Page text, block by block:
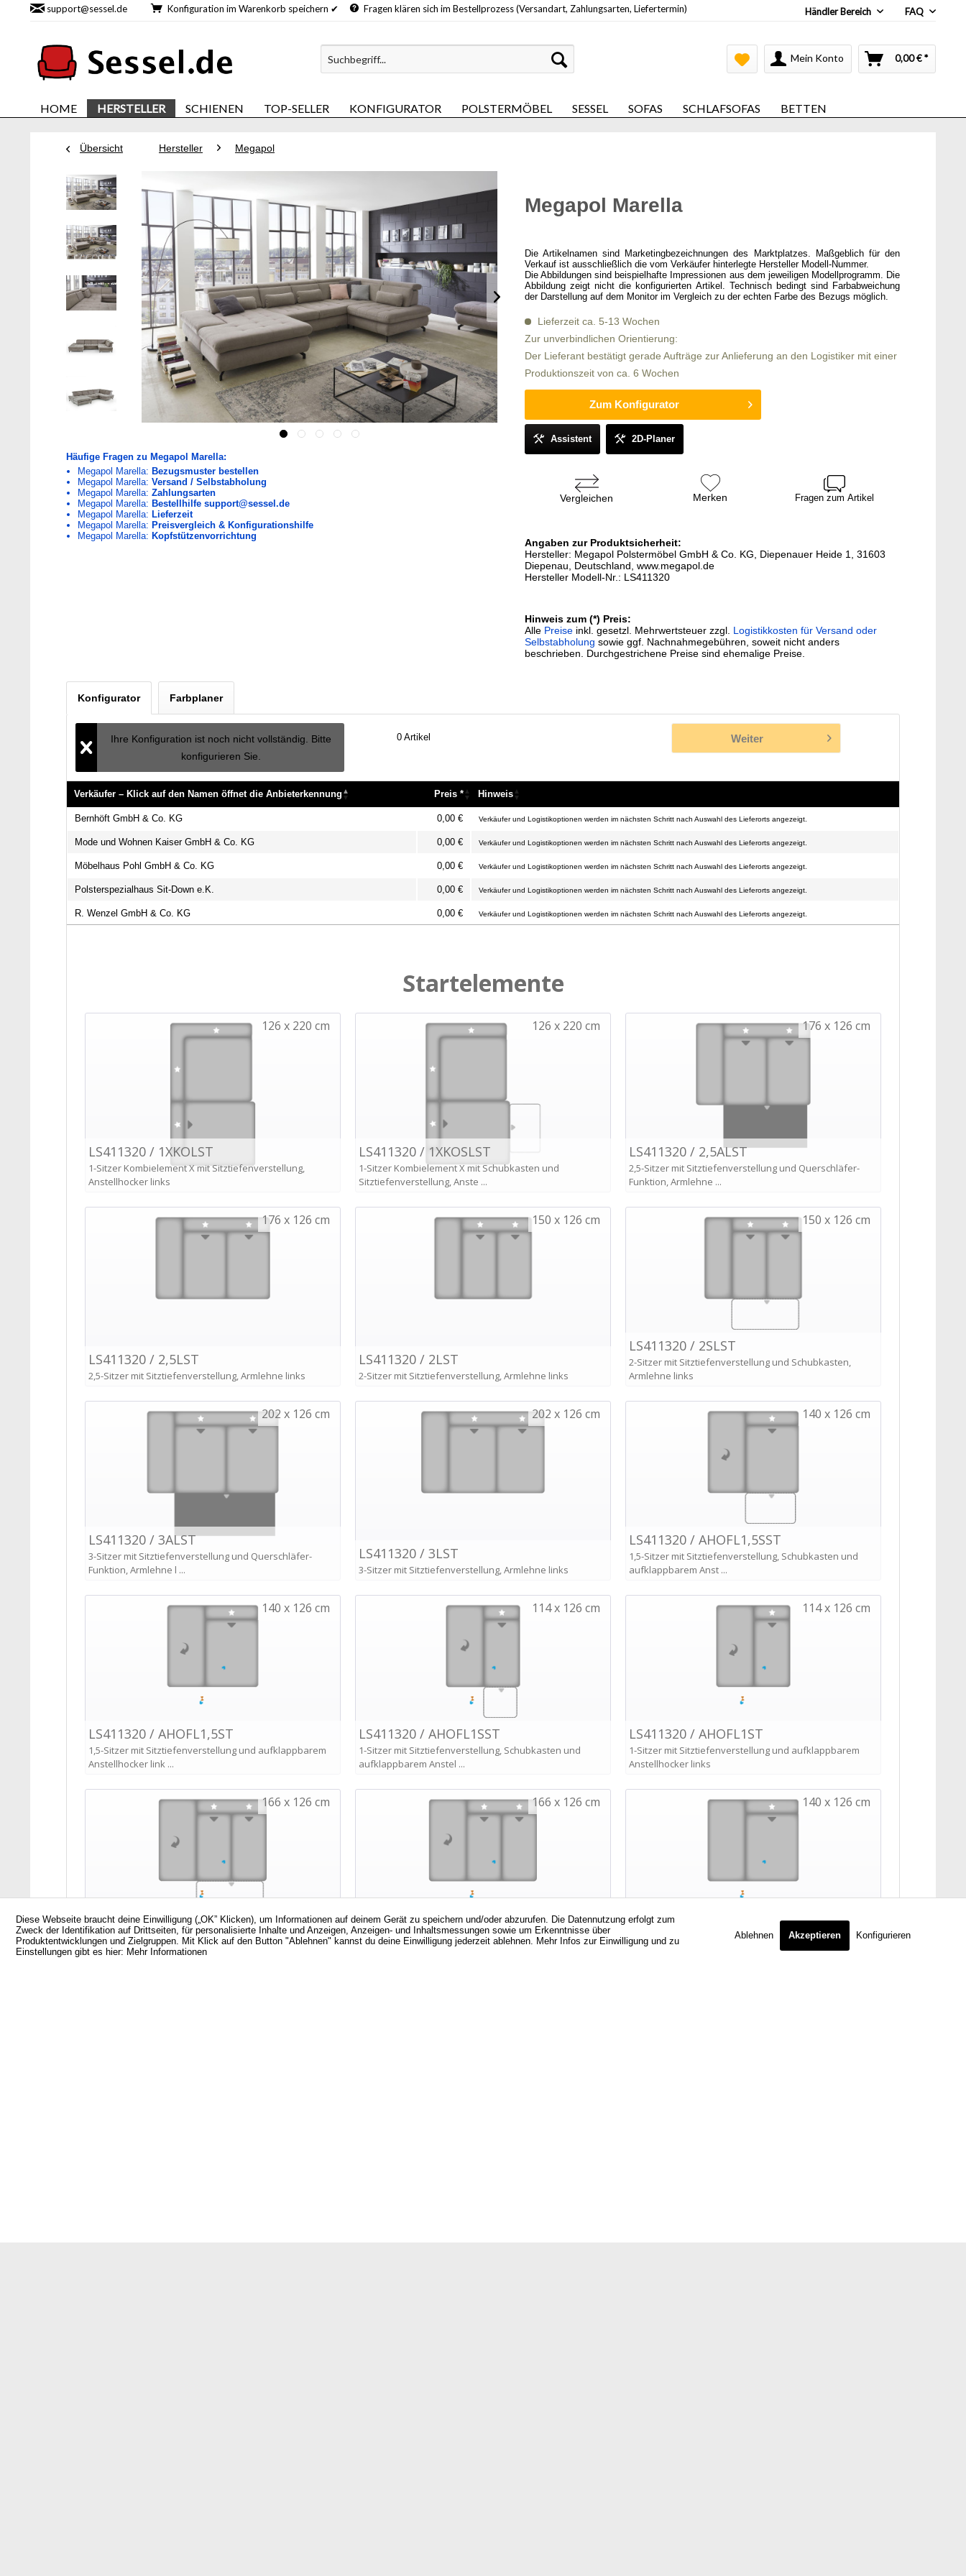
support@sessel.de Konfiguration im Warenkorb speichern ✔ Fragen klären sich im Bestellprozess (Versandart, Zahlungsarten, Liefertermin) Händler Bereich FAQ
Mein Konto 0,00 € *
HOME HERSTELLER SCHIENEN TOP-SELLER KONFIGURATOR POLSTERMÖBEL SESSEL SOFAS SCHLAFSOFAS BETTEN
Übersicht Hersteller Megapol
Häufige Fragen zu Megapol Marella:
Megapol Marella: Bezugsmuster bestellen
Megapol Marella: Versand / Selbstabholung
Megapol Marella: Zahlungsarten
Megapol Marella: Bestellhilfe support@sessel.de
Megapol Marella: Lieferzeit
Megapol Marella: Preisvergleich & Konfigurationshilfe
Megapol Marella: Kopfstützenvorrichtung
Megapol Marella
Die Artikelnamen sind Marketingbezeichnungen des Marktplatzes. Maßgeblich für den
Verkauf ist ausschließlich die vom Verkäufer hinterlegte Hersteller Modell-Nummer.
Die Abbildungen sind beispielhafte Impressionen aus dem jeweiligen Modellprogramm. Die
Abbildung zeigt nicht die konfigurierten Artikel. Technisch bedingt sind Farbabweichung
der Darstellung auf dem Monitor im Vergleich zu der echten Farbe des Bezugs möglich.
Lieferzeit ca. 5-13 Wochen
Zur unverbindlichen Orientierung:
Der Lieferant bestätigt gerade Aufträge zur Anlieferung an den Logistiker mit einer
Produktionszeit von ca. 6 Wochen
Zum Konfigurator
Assistent 2D-Planer
Vergleichen Merken Fragen zum Artikel
Angaben zur Produktsicherheit:
Hersteller: Megapol Polstermöbel GmbH & Co. KG, Diepenauer Heide 1, 31603
Diepenau, Deutschland, www.megapol.de
Hersteller Modell-Nr.: LS411320
Hinweis zum (*) Preis:
Alle Preiseinkl. gesetzl. Mehrwertsteuer zzgl. Logistikkosten für Versand oder
Selbstabholung sowie ggf. Nachnahmegebühren, soweit nicht anders
beschrieben. Durchgestrichene Preise sind ehemalige Preise.
Konfigurator Farbplaner
Ihre Konfiguration ist noch nicht vollständig. Bitte
konfigurieren Sie.
0 Artikel Weiter
Verkäufer – Klick auf den Namen öffnet die Anbieterkennung Preis *
Hinweis
Verkäufer – Klick auf den Namen öffnet die Anbieterkennung
Preis *
Bernhöft GmbH & Co. KG 0,00 € Verkäufer und Logistikoptionen werden im nächsten Schritt nach Auswahl des Lieferorts angezeigt.
Mode und Wohnen Kaiser GmbH & Co. KG 0,00 € Verkäufer und Logistikoptionen werden im nächsten Schritt nach Auswahl des Lieferorts angezeigt.
Möbelhaus Pohl GmbH & Co. KG 0,00 € Verkäufer und Logistikoptionen werden im nächsten Schritt nach Auswahl des Lieferorts angezeigt.
Polsterspezialhaus Sit-Down e.K. 0,00 € Verkäufer und Logistikoptionen werden im nächsten Schritt nach Auswahl des Lieferorts angezeigt.
R. Wenzel GmbH & Co. KG 0,00 € Verkäufer und Logistikoptionen werden im nächsten Schritt nach Auswahl des Lieferorts angezeigt.
Diese Webseite braucht deine Einwilligung („OK” Klicken), um Informationen auf deinem Gerät zu speichern und/oder abzurufen. Die Datennutzung erfolgt zum
Zweck der Identifikation auf Drittseiten, für personalisierte Inhalte und Anzeigen, Anzeigen- und Inhaltsmessungen sowie um Erkenntnisse über
Produktentwicklungen und Zielgruppen. Mit Klick auf den Button "Ablehnen" kannst du deine Einwilligung jederzeit ablehnen. Mehr Infos zur Einwilligung und zu
Einstellungen gibt es hier: Mehr Informationen
Ablehnen Akzeptieren Konfigurieren